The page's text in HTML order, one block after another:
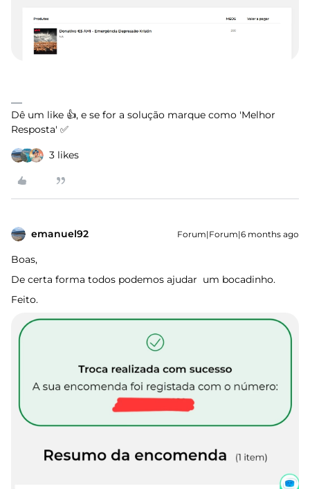
Dê um like 👍, e se for a solução marque como 'Melhor
Resposta' ✅
3 likes
emanuel92 Forum|Forum|6 months ago
Boas,
De certa forma todos podemos ajudar um bocadinho.
Feito.